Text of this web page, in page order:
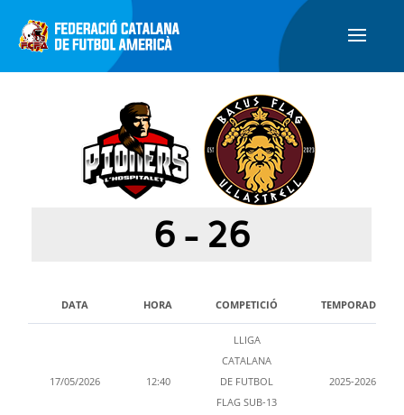
6 - 26
DATA HORA COMPETICIÓ TEMPORADA
17/05/2026 12:40
LLIGA
CATALANA
DE FUTBOL
FLAG SUB-13
2025-2026